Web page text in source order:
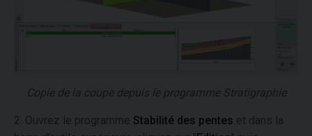
Copie de la coupe depuis le programme Stratigraphie
2. Ouvrez le programme Stabilité des pentes et dans la